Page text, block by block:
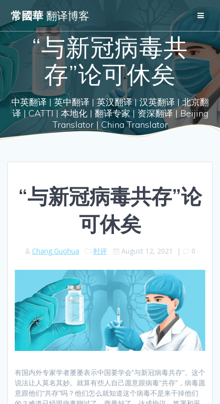
常國華翻译博客
“与新冠病毒共
存”论可休矣
中英翻译 | 英中翻译 | 英汉翻译 | 汉英翻译 | 北京翻
译 | CATTI | 本地化 | 翻译专家 | 资深翻译 | Beijing
Translator | China Translator
“与新冠病毒共存”论
可休矣
Chang Guohua 时评 August 12, 2021 | 0
有国内外专家学者屡屡表示中国要学会“与新冠病毒共存”。这个
说法让人莫名其妙。就算有些人自己愿意跟病毒“共存”，病毒愿
意跟他们“共存”吗？他们怎么就知道这个病毒不是来干掉他们